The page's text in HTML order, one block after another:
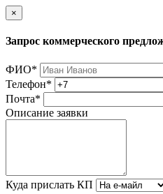
×
Запрос коммерческого
ФИО*
Телефон*
Почта*
Описание заявки
Куда прислать КП